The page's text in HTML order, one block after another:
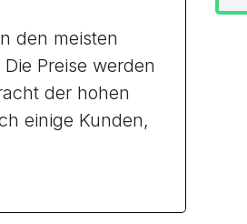
den meisten
Preise werden
der hohen
einige Kunden,